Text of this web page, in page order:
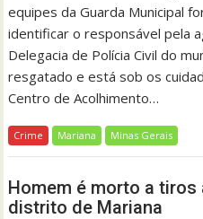
equipes da Guarda Municipal
identificar o responsável pela
Delegacia de Polícia Civil do
resgatado e está sob os
Centro de Acolhimento…
Crime Mariana Minas Gerais
Homem é morto a tiros
distrito de Mariana